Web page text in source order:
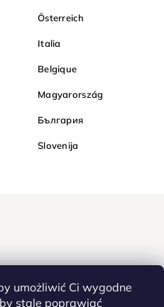
umożliwić Ci wygodne
stale poprawiać
Österreich
Italia
Belgique
Magyarország
България
Slovenija